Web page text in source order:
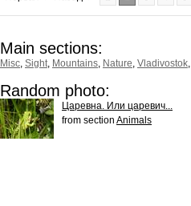
Main sections:
Misc, Sight, Mountains, Nature, Vladivostok,
Random photo:
Царевна. Или царевич...
from section Animals